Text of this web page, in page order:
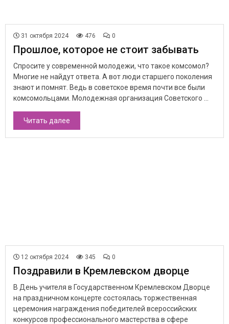
31 октября 2024 476 0
Прошлое, которое не стоит забывать
Спросите у современной молодежи, что такое комсомол?
Многие не найдут ответа. А вот люди старшего поколения
знают и помнят. Ведь в советское время почти все были
комсомольцами. Молодежная организация Советского ...
Читать далее
12 октября 2024 345 0
Поздравили в Кремлевском дворце
В День учителя в Государственном Кремлевском Дворце
на праздничном концерте состоялась торжественная
церемония награждения победителей всероссийских
конкурсов профессионального мастерства в сфере